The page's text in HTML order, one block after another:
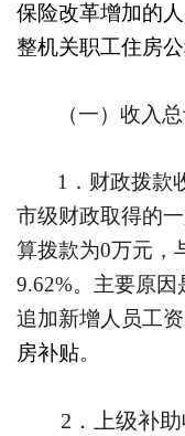
保险改革增加的
整机关职工住房
（一）收入
1 ．财政拨款
市级财政取得的
算拨款为0万元，
9.62%。主要原因
追加新增人员工资
房补贴。
2 ．上级补